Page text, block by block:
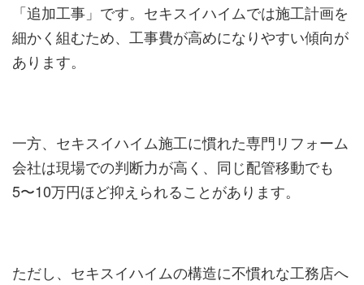
「追加工事」です。セキスイハイムでは施工計画を
細かく組むため、工事費が高めになりやすい傾向が
あります。
一方、セキスイハイム施工に慣れた専門リフォーム
会社は現場での判断力が高く、同じ配管移動でも
5〜10万円ほど抑えられることがあります。
ただし、セキスイハイムの構造に不慣れな工務店へ